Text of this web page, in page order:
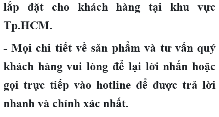
lắp đặt cho khách hàng tại khu vực
Tp.HCM.
- Mọi chi tiết về sản phẩm và tư vấn quý
khách hàng vui lòng để lại lời nhắn hoặc
gọi trực tiếp vào hotline để được trả lời
nhanh và chính xác nhất.